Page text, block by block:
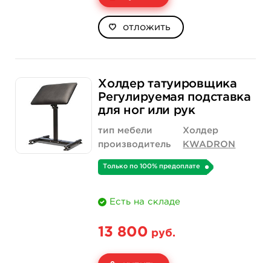
отложить
Холдер татуировщика
Регулируемая подставка
для ног или рук
тип мебели
Холдер
производитель
KWADRON
Только по 100% предоплате
Есть на складе
13 800 руб.